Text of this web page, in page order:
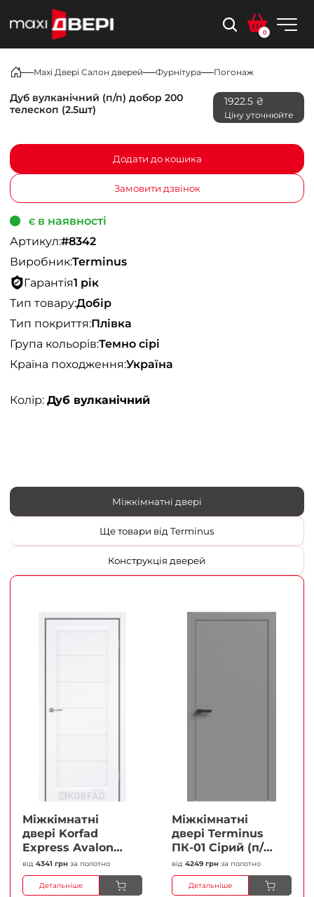
0
Maxi Двері Салон дверей Фурнітура Погонаж
Дуб вулканічний (п/п) добор 200
телескоп (2.5шт)
1922.5 ₴
Ціну уточнюйте
Додати до кошика
Замовити дзвінок
є в наявності
Артикул:#8342
Виробник:Terminus
Гарантія1 рік
Тип товару:Добір
Тип покриття:Плівка
Група кольорів:Темно сірі
Країна походження:Україна
Колір: Дуб вулканічний
Міжкімнатні двері
Ще товари від Terminus
Конструкція дверей
Міжкімнатні
двері Korfad
Express Avalon
Білий мат
Кристал
Антискретч
від 4341 грн за полотно
Детальніше
Міжкімнатні
двері Terminus
ПК-01 Сірий (п/п)
Глухі Плівка
від 4249 грн за полотно
Детальніше